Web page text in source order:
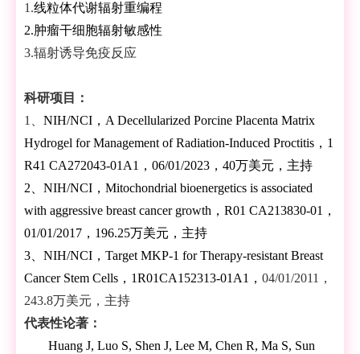
1.线粒体代谢辐射重编程
2.肿瘤干细胞辐射敏感性
3.辐射诱导免疫反应
科研项目：
1、 NIH/NCI，A Decellularized Porcine Placenta Matrix
Hydrogel for Management of Radiation-Induced Proctitis， 1
R41 CA272043-01A1， 06/01/2023，40万美元，主持
2、NIH/NCI，Mitochondrial bioenergetics is associated
with aggressive breast cancer growth，R01 CA213830-01，
01/01/2017，196.25万美元，主持
3、NIH/NCI，Target MKP-1 for Therapy-resistant Breast
Cancer Stem Cells，1R01CA152313-01A1， 04/01/2011，
243.8万美元，主持
代表性论著：
Huang J, Luo S, Shen J, Lee M, Chen R, Ma S, Sun